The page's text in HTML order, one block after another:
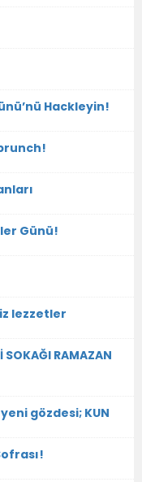
Hackleyin!
Günü!
lezzetler
SOKAĞI RAMAZAN
gözdesi; KUN